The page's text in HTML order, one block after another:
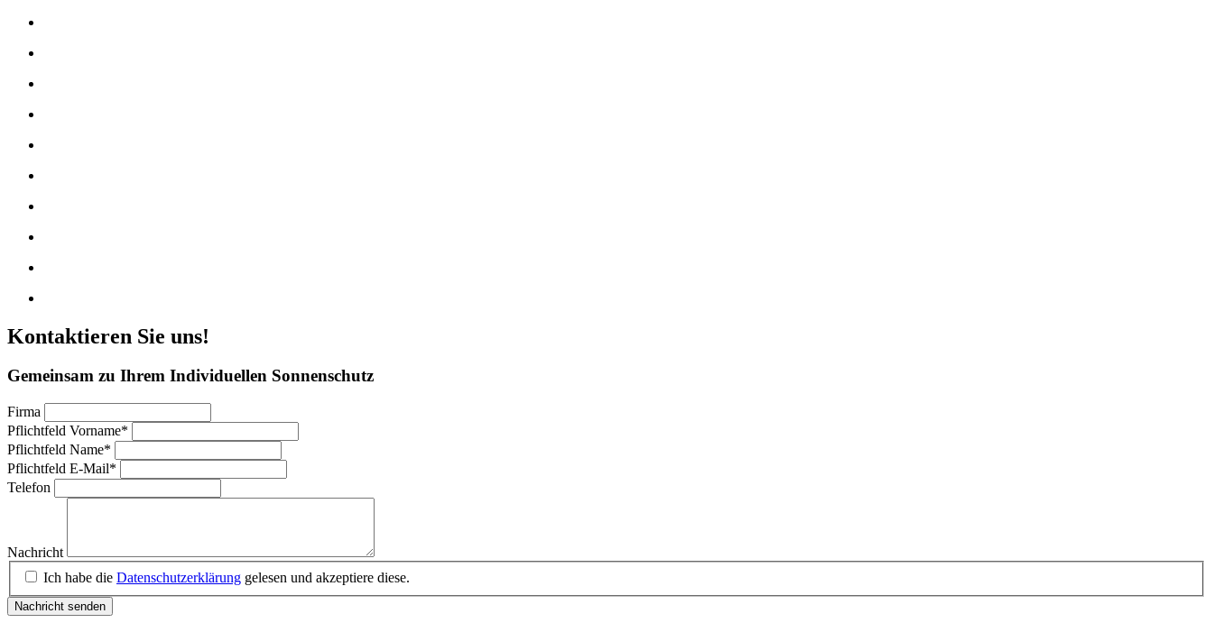
Kontaktieren Sie uns!
Gemeinsam zu Ihrem Individuellen Sonnenschutz
Firma
Pflichtfeld Vorname*
Pflichtfeld Name*
Pflichtfeld E-Mail*
Telefon
Nachricht
Ich habe die Datenschutzerklärung gelesen und akzeptiere diese.
Nachricht senden